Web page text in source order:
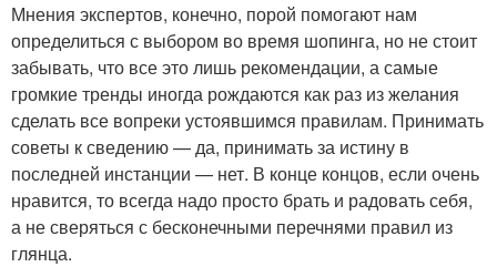
Мнения экспертов, конечно, порой помогают нам
определиться с выбором во время шопинга, но не стоит
забывать, что все это лишь рекомендации, а самые
громкие тренды иногда рождаются как раз из желания
сделать все вопреки устоявшимся правилам. Принимать
советы к сведению — да, принимать за истину в
последней инстанции — нет. В конце концов, если очень
нравится, то всегда надо просто брать и радовать себя,
а не сверяться с бесконечными перечнями правил из
глянца.